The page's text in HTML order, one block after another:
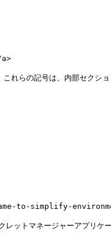
らの記号は、内部セクショ
to-simplify-
ットマネージャーアプリケ